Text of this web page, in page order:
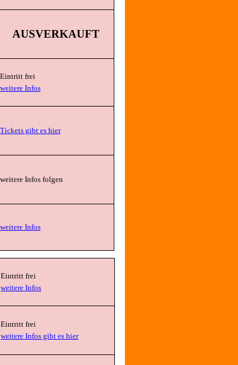
AUSVERKAUFT
Eintritt frei
weitere Infos
Tickets gibt es hier
weitere Infos folgen
weitere Infos
Eintritt frei
weitere Infos
Eintritt frei
weitere Infos gibt es hier